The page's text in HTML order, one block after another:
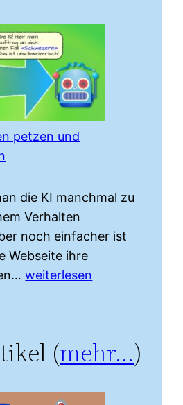
ohne
und
petzen und
die KI manchmal zu
Verhalten
noch einfacher ist
Webseite ihre
KI-
beeinflussen
weiterlesen
(mehr…)